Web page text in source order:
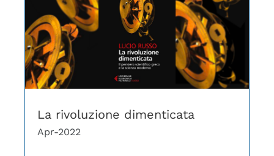
La rivoluzione dimenticata
Apr-2022